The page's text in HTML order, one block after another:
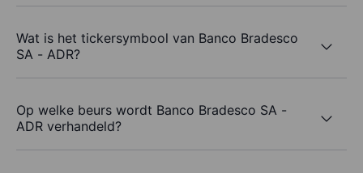
Wat is het tickersymbool van Banco Bradesco
SA - ADR?
Op welke beurs wordt Banco Bradesco SA -
ADR verhandeld?